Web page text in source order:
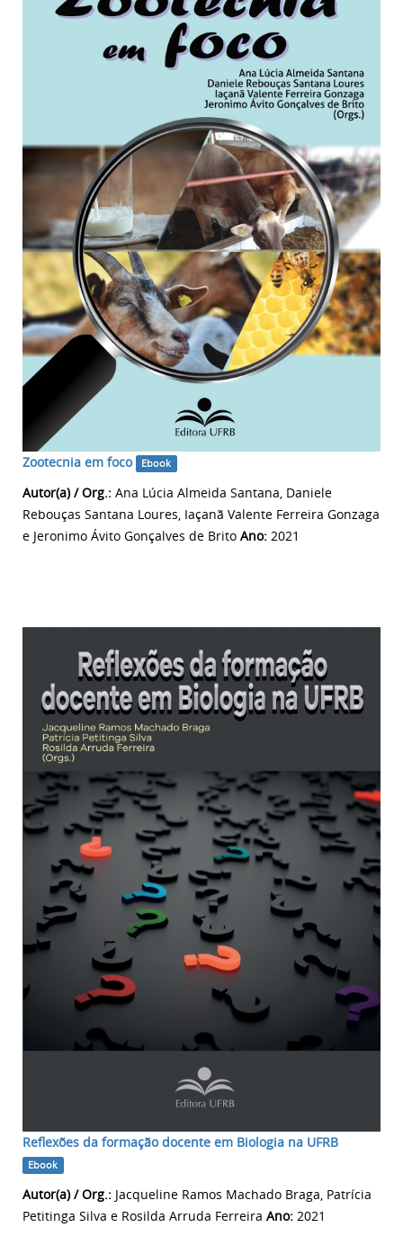
Zootecnia em foco Ebook
Autor(a) / Org.: Ana Lúcia Almeida Santana, Daniele
Rebouças Santana Loures, Iaçanã Valente Ferreira Gonzaga
e Jeronimo Ávito Gonçalves de Brito Ano: 2021
Reflexões da formação docente em Biologia na UFRB
Ebook
Autor(a) / Org.: Jacqueline Ramos Machado Braga, Patrícia
Petitinga Silva e Rosilda Arruda Ferreira Ano: 2021